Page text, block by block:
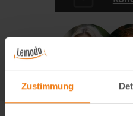
Zustimmung